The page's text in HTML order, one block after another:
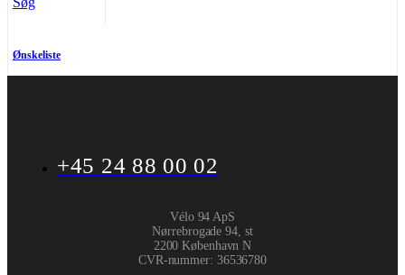
Ønskeliste
+45 24 88 00 02
Vélo 94 ApS
Nørrebrogade 94, st
2200 København N
CVR-nummer: 36536780